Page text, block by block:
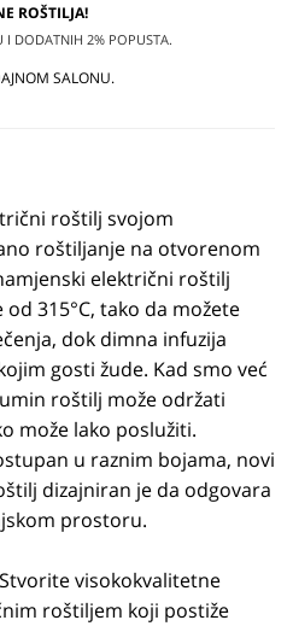
ROŠTILJA!
I DODATNIH 2% POPUSTA.
SALONU.
roštilj svojom
roštiljanje na otvorenom
električni roštilj
315°C, tako da možete
dok dimna infuzija
gosti žude. Kad smo već
roštilj može održati
može lako poslužiti.
u raznim bojama, novi
dizajniran je da odgovara
prostoru.
Stvorite visokokvalitetne
roštiljem koji postiže